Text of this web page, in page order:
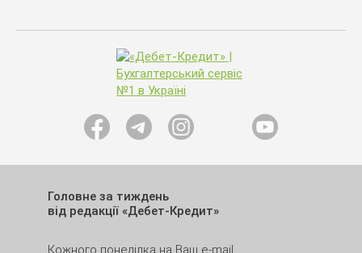
Головне за тиждень
від редакції «Дебет-Кредит»
Кожного понеділка на Ваш e-mail